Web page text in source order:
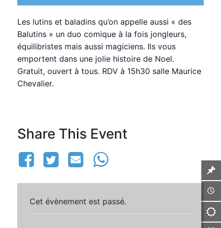
Les lutins et baladins qu’on appelle aussi « des
Balutins » un duo comique à la fois jongleurs,
équilibristes mais aussi magiciens. Ils vous
emportent dans une jolie histoire de Noel.
Gratuit, ouvert à tous. RDV à 15h30 salle Maurice
Chevalier.
Share This Event
Cet évènement est passé.